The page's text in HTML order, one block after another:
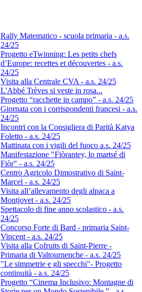
Rally Matematico - scuola primaria - a.s.
24/25
Progetto eTwinning: Les petits chefs
d’Europe: recettes et découvertes - a.s.
24/25
Visita alla Centrale CVA - a.s. 24/25
L'Abbé Trèves si veste in rosa...
Progetto “racchette in campo” - a.s. 24/25
Giornata con i corrispondenti francesi - a.s.
24/25
Incontri con la Consigliera di Parità Katya
Foletto - a.s. 24/25
Mattinata con i vigili del fuoco a.s. 24/25
Manifestazione "Fiòrantey, lo martsé di
Fiòr" - a.s. 24/25
Centro Agricolo Dimostrativo di Saint-
Marcel - a.s. 24/25
Visita all’allevamento degli alpaca a
Montjovet - a.s. 24/25
Spettacolo di fine anno scolastico - a.s.
24/25
Concorso Forte di Bard - primaria Saint-
Vincent - a.s. 24/25
Visita alla Cofruits di Saint-Pierre -
Primaria di Valtournenche - a.s. 24/25
"Le simmetrie e gli specchi"- Progetto
continuità - a.s. 24/25
Progetto “Cinema Inclusivo: Montagne di